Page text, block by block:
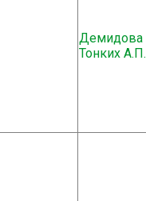
Демидова
Тонких А.П.